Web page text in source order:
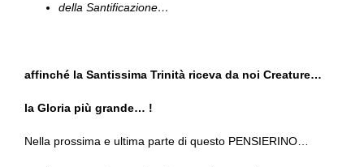
della Santificazione…
affinché la Santissima Trinità riceva da noi Creature…
la Gloria più grande… !
Nella prossima e ultima parte di questo PENSIERINO…